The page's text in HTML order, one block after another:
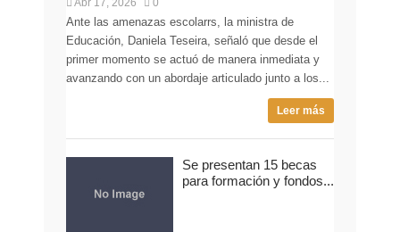
Abr 17, 2026 0
Ante las amenazas escolarrs, la ministra de
Educación, Daniela Teseira, señaló que desde el
primer momento se actuó de manera inmediata y
avanzando con un abordaje articulado junto a los...
Leer más
Se presentan 15 becas
para formación y fondos...